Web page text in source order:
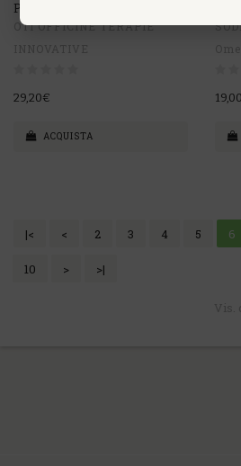
PL OTI
OTI OFFICINE TERAPIE
29,20€
ACQUISTA
|< < 2 3 4 5 6
10 > >|